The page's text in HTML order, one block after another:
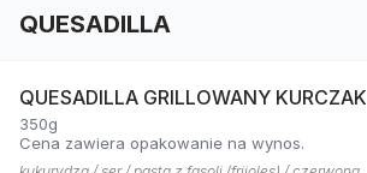
QUESADILLA
QUESADILLA GRILLOWANY KURCZAK
350g
Cena zawiera opakowanie na wynos.